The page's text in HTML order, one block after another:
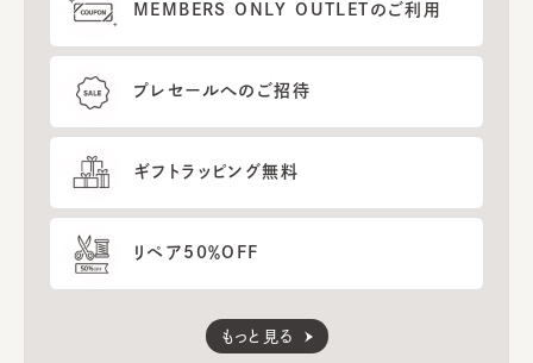
MEMBERS ONLY OUTLETのご利用
プレセールへのご招待
ギフトラッピング無料
リペア50％OFF
もっと見る